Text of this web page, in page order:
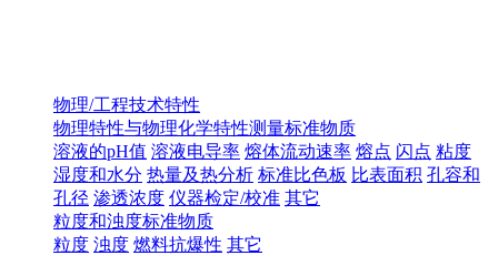
物理/工程技术特性
物理特性与物理化学特性测量标准物质
溶液的pH值 溶液电导率 熔体流动速率 熔点 闪点 粘度
湿度和水分 热量及热分析 标准比色板 比表面积 孔容和
孔径 渗透浓度 仪器检定/校准 其它
粒度和浊度标准物质
粒度 浊度 燃料抗爆性 其它